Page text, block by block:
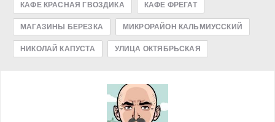
КАФЕ КРАСНАЯ ГВОЗДИКА КАФЕ ФРЕГАТ
МАГАЗИНЫ БЕРЕЗКА МИКРОРАЙОН КАЛЬМИУССКИЙ
НИКОЛАЙ КАПУСТА УЛИЦА ОКТЯБРЬСКАЯ